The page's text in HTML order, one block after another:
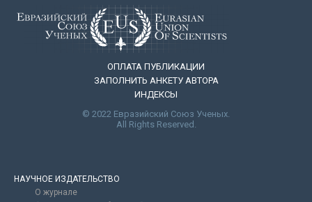
ОПЛАТА ПУБЛИКАЦИИ
ЗАПОЛНИТЬ АНКЕТУ АВТОРА
ИНДЕКСЫ
© 2022 Евразийский Союз Ученых.
All Rights Reserved.
НАУЧНОЕ ИЗДАТЕЛЬСТВО
О журнале